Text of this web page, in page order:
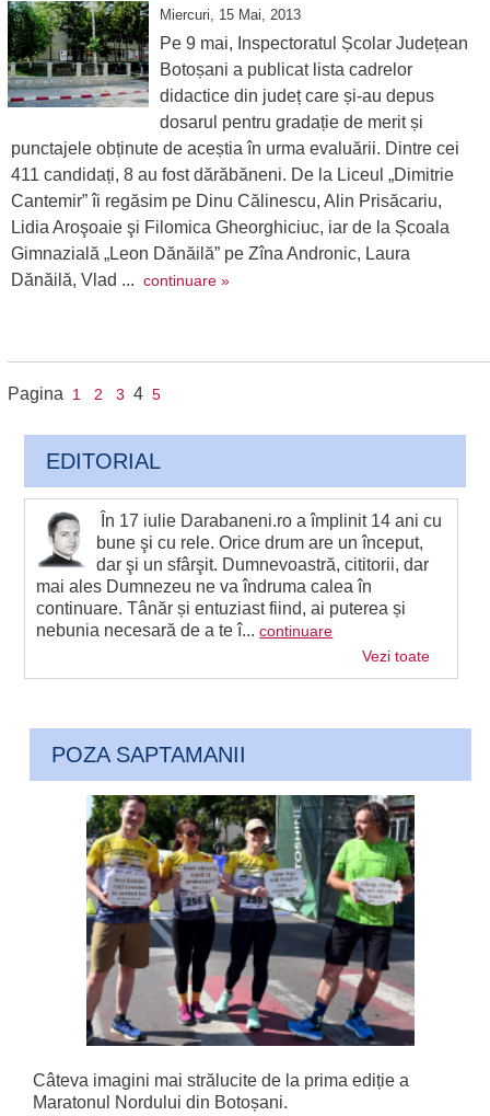
Miercuri, 15 Mai, 2013
Pe 9 mai, Inspectoratul Școlar Județean
Botoșani a publicat lista cadrelor
didactice din județ care și-au depus
dosarul pentru gradație de merit și
punctajele obținute de aceștia în urma evaluării. Dintre cei
411 candidați, 8 au fost dărăbăneni. De la Liceul „Dimitrie
Cantemir” îi regăsim pe Dinu Călinescu, Alin Prisăcariu,
Lidia Aroşoaie şi Filomica Gheorghiciuc, iar de la Școala
Gimnazială „Leon Dănăilă” pe Zîna Andronic, Laura
Dănăilă, Vlad ... continuare »
Pagina 1 2 3 4 5
EDITORIAL
În 17 iulie Darabaneni.ro a împlinit 14 ani cu
bune şi cu rele. Orice drum are un început,
dar şi un sfârşit. Dumnevoastră, cititorii, dar
mai ales Dumnezeu ne va îndruma calea în
continuare. Tânăr și entuziast fiind, ai puterea și
nebunia necesară de a te î...continuare
Vezi toate
POZA SAPTAMANII
Câteva imagini mai strălucite de la prima ediție a
Maratonul Nordului din Botoșani.